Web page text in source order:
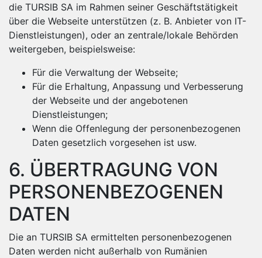
die TURSIB SA im Rahmen seiner Geschäftstätigkeit
über die Webseite unterstützen (z. B. Anbieter von IT-
Dienstleistungen), oder an zentrale/lokale Behörden
weitergeben, beispielsweise:
Für die Verwaltung der Webseite;
Für die Erhaltung, Anpassung und Verbesserung
der Webseite und der angebotenen
Dienstleistungen;
Wenn die Offenlegung der personenbezogenen
Daten gesetzlich vorgesehen ist usw.
6. ÜBERTRAGUNG VON
PERSONENBEZOGENEN
DATEN
Die an TURSIB SA ermittelten personenbezogenen
Daten werden nicht außerhalb von Rumänien